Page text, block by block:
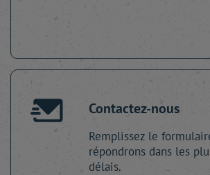
Contactez-nous
Remplissez le
répondrons dans les
délais.